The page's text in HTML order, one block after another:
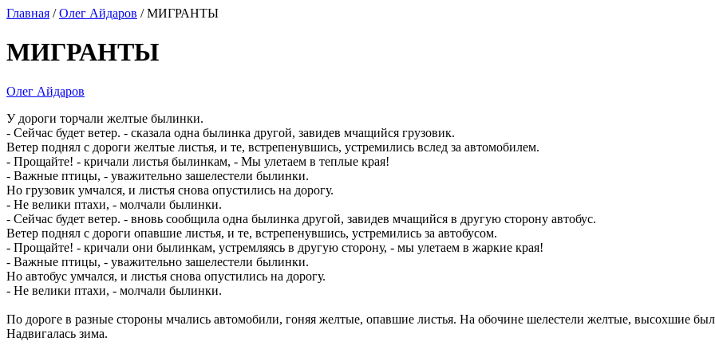
Главная /Олег Айдаров / МИГРАНТЫ
МИГРАНТЫ
Олег Айдаров
У дороги торчали желтые былинки.
- Сейчас будет ветер. - сказала одна былинка другой, завидев мчащийся грузовик.
Ветер поднял с дороги желтые листья, и те, встрепенувшись, устремились вслед за автомобилем.
- Прощайте! - кричали листья былинкам, - Мы улетаем в теплые края!
- Важные птицы, - уважительно зашелестели былинки.
Но грузовик умчался, и листья снова опустились на дорогу.
- Не велики птахи, - молчали былинки.
- Сейчас будет ветер. - вновь сообщила одна былинка другой, завидев мчащийся в другую сторону автобус.
Ветер поднял с дороги опавшие листья, и те, встрепенувшись, устремились за автобусом.
- Прощайте! - кричали они былинкам, устремляясь в другую сторону, - мы улетаем в жаркие края!
- Важные птицы, - уважительно зашелестели былинки.
Но автобус умчался, и листья снова опустились на дорогу.
- Не велики птахи, - молчали былинки.
По дороге в разные стороны мчались автомобили, гоняя желтые, опавшие листья. На обочине шелестели желтые, высохшие
Надвигалась зима.